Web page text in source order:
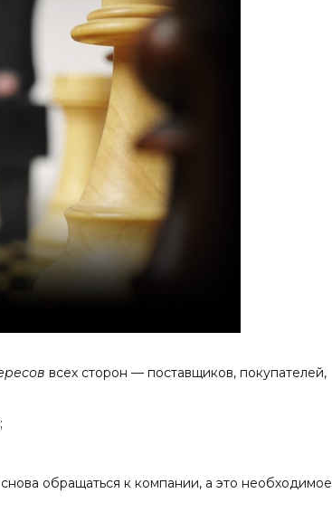
всех сторон — поставщиков, покупателей,
обращаться к компании, а это необходимое